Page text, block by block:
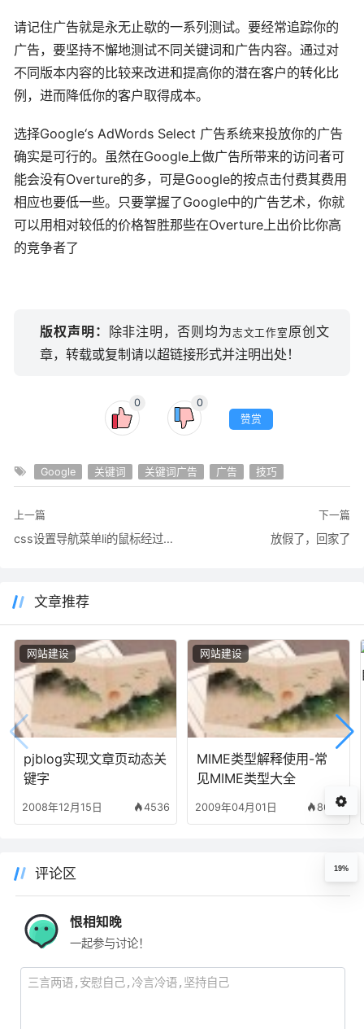
请记住广告就是永无止歇的一系列测试。要经常追踪你的
广告，要坚持不懈地测试不同关键词和广告内容。通过对
不同版本内容的比较来改进和提高你的潜在客户的转化比
例，进而降低你的客户取得成本。
选择Google‘s AdWords Select 广告系统来投放你的广告
确实是可行的。虽然在Google上做广告所带来的访问者可
能会没有Overture的多，可是Google的按点击付费其费用
相应也要低一些。只要掌握了Google中的广告艺术，你就
可以用相对较低的价格智胜那些在Overture上出价比你高
的竞争者了
版权声明： 除非注明，否则均为志文工作室 原创文
章，转载或复制请以超链接形式并注明出处！
0
0
赞赏
Google 关键词 关键词广告 广告 技巧
上一篇
css设置导航菜单li的鼠标经过背景换色效果
下一篇
放假了，回家了
文章推荐
pjblog实现文章页动态关
键字
2008年12月15日 4536
网站建设
MIME类型解释使用-常
见MIME类型大全
2009年04月01日 8623
网站建设
评论区
恨相知晚
一起参与讨论！
19%